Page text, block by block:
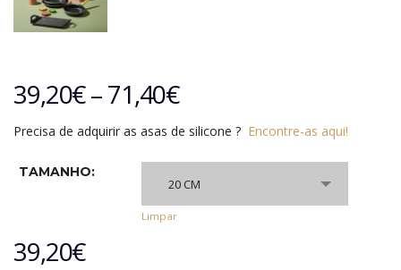
39,20€–71,40€
Precisa de adquirir as asas de silicone ? Encontre-as aqui!
TAMANHO:
20 CM
Limpar
39,20€